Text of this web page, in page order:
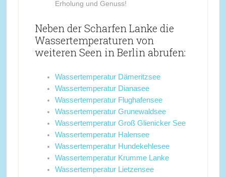
Erholung und Genuss!
Neben der Scharfen Lanke die
Wassertemperaturen von
weiteren Seen in Berlin abrufen:
Wassertemperatur Dämeritzsee
Wassertemperatur Dianasee
Wassertemperatur Flughafensee
Wassertemperatur Grunewaldsee
Wassertemperatur Groß Glienicker See
Wassertemperatur Halensee
Wassertemperatur Hundekehlesee
Wassertemperatur Krumme Lanke
Wassertemperatur Lietzensee